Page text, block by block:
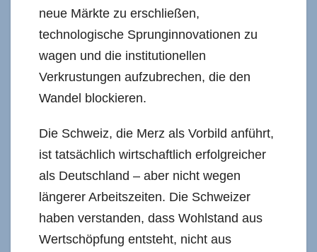
neue Märkte zu erschließen,
technologische Sprunginnovationen zu
wagen und die institutionellen
Verkrustungen aufzubrechen, die den
Wandel blockieren.
Die Schweiz, die Merz als Vorbild anführt,
ist tatsächlich wirtschaftlich erfolgreicher
als Deutschland – aber nicht wegen
längerer Arbeitszeiten. Die Schweizer
haben verstanden, dass Wohlstand aus
Wertschöpfung entsteht, nicht aus